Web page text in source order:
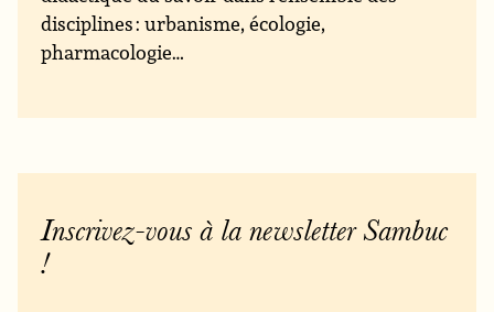
disciplines : urbanisme, écologie,
pharmacologie…
Inscrivez-vous à la newsletter Sambuc
!